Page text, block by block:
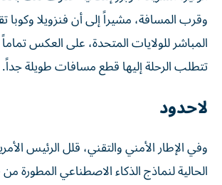
وقرب المسافة، مشيراً إلى أن فنزويلا
المباشر للولايات المتحدة، على العكس
تتطلب الرحلة إليها قطع مسافات طويلة جداً.
لاحدود
وفي الإطار الأمني والتقني، قلل الرئيس
الحالية لنماذج الذكاء الاصطناعي المطورة